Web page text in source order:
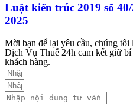
Luật kiến trúc 2019 số
2025
Mời bạn để lại yêu cầu, chúng
Dịch Vụ Thuế 24h cam kết giữ
khách hàng.